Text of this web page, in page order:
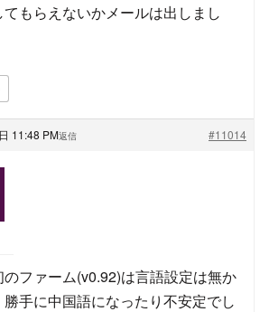
もらえないかメールは出しまし
11:48 PM #11014
返信
ファーム(v0.92)は言語設定は無か
勝手に中国語になったり不安定でし